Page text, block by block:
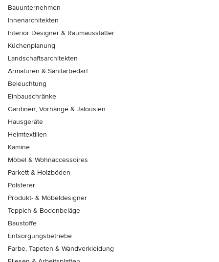
Bauunternehmen
Innenarchitekten
Interior Designer & Raumausstatter
Küchenplanung
Landschaftsarchitekten
Armaturen & Sanitärbedarf
Beleuchtung
Einbauschränke
Gardinen, Vorhänge & Jalousien
Hausgeräte
Heimtextilien
Kamine
Möbel & Wohnaccessoires
Parkett & Holzböden
Polsterer
Produkt- & Möbeldesigner
Teppich & Bodenbeläge
Baustoffe
Entsorgungsbetriebe
Farbe, Tapeten & Wandverkleidung